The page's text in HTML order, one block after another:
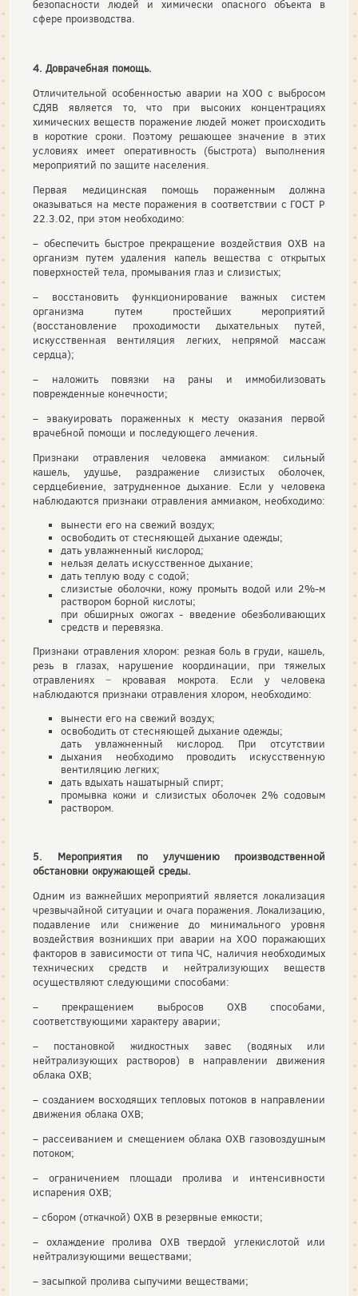
безопасности людей и химически опасного объекта в
сфере производства.
4. Доврачебная помощь.
Отличительной особенностью аварии на ХОО с выбросом
СДЯВ является то, что при высоких концентрациях
химических веществ поражение людей может происходить
в короткие сроки. Поэтому решающее значение в этих
условиях имеет оперативность (быстрота) выполнения
мероприятий по защите населения.
Первая медицинская помощь пораженным должна
оказываться на месте поражения в соответствии с ГОСТ Р
22.3.02, при этом необходимо:
– обеспечить быстрое прекращение воздействия ОХВ на
организм путем удаления капель вещества с открытых
поверхностей тела, промывания глаз и слизистых;
– восстановить функционирование важных систем
организма путем простейших мероприятий
(восстановление проходимости дыхательных путей,
искусственная вентиляция легких, непрямой массаж
сердца);
– наложить повязки на раны и иммобилизовать
поврежденные конечности;
– эвакуировать пораженных к месту оказания первой
врачебной помощи и последующего лечения.
Признаки отравления человека аммиаком: сильный
кашель, удушье, раздражение слизистых оболочек,
сердцебиение, затрудненное дыхание. Если у человека
наблюдаются признаки отравления аммиаком, необходимо:
вынести его на свежий воздух;
освободить от стесняющей дыхание одежды;
дать увлажненный кислород;
нельзя делать искусственное дыхание;
дать теплую воду с содой;
слизистые оболочки, кожу промыть водой или 2%-м
раствором борной кислоты;
при обширных ожогах - введение обезболивающих
средств и перевязка.
Признаки отравления хлором: резкая боль в груди, кашель,
резь в глазах, нарушение координации, при тяжелых
отравлениях − кровавая мокрота. Если у человека
наблюдаются признаки отравления хлором, необходимо:
вынести его на свежий воздух;
освободить от стесняющей дыхание одежды;
дать увлажненный кислород. При отсутствии
дыхания необходимо проводить искусственную
вентиляцию легких;
дать вдыхать нашатырный спирт;
промывка кожи и слизистых оболочек 2% содовым
раствором.
5. Мероприятия по улучшению производственной
обстановки окружающей среды.
Одним из важнейших мероприятий является локализация
чрезвычайной ситуации и очага поражения. Локализацию,
подавление или снижение до минимального уровня
воздействия возникших при аварии на ХОО поражающих
факторов в зависимости от типа ЧС, наличия необходимых
технических средств и нейтрализующих веществ
осуществляют следующими способами:
– прекращением выбросов ОХВ способами,
соответствующими характеру аварии;
– постановкой жидкостных завес (водяных или
нейтрализующих растворов) в направлении движения
облака ОХВ;
– созданием восходящих тепловых потоков в направлении
движения облака ОХВ;
– рассеиванием и смещением облака ОХВ газовоздушным
потоком;
– ограничением площади пролива и интенсивности
испарения ОХВ;
– сбором (откачкой) ОХВ в резервные емкости;
– охлаждение пролива ОХВ твердой углекислотой или
нейтрализующими веществами;
– засыпкой пролива сыпучими веществами;